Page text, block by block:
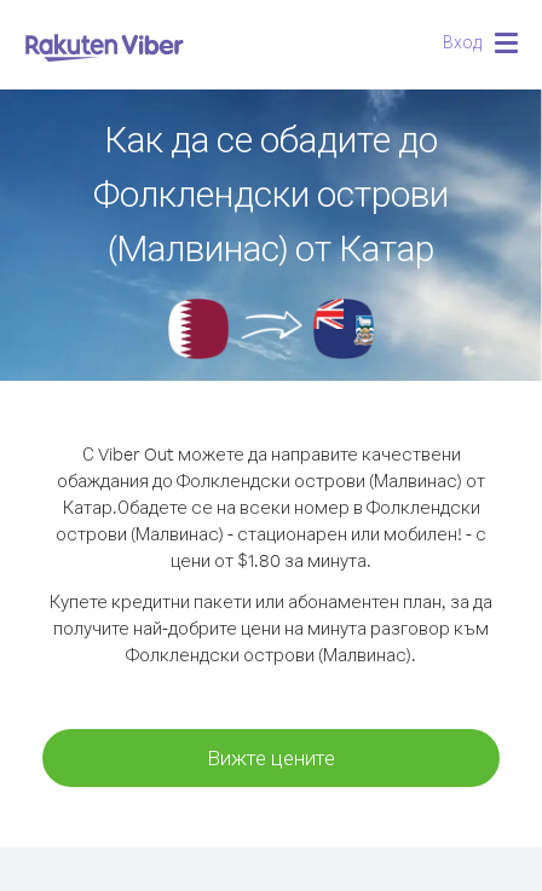
Вход
Как да се обадите до
Фолклендски острови
(Малвинас) от Катар
С Viber Out можете да направите качествени
обаждания до Фолклендски острови (Малвинас) от
Катар.Обадете се на всеки номер в Фолклендски
острови (Малвинас) - стационарен или мобилен! - с
цени от $1.80 за минута.
Купете кредитни пакети или абонаментен план, за да
получите най-добрите цени на минута разговор към
Фолклендски острови (Малвинас).
Вижте цените